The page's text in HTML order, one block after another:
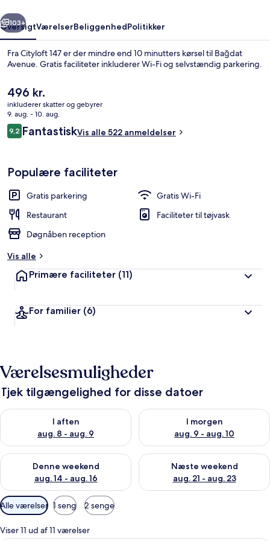
Næste
103+
OversigtVærelserBeliggenhedPolitikker
Fra Cityloft 147 er der mindre end 10 minutters kørsel til Bağdat
Avenue. Gratis faciliteter inkluderer Wi-Fi og selvstændig parkering.
Den
nuværende
pris
er
496 kr.
496 kr.
inkluderer skatter og gebyrer
9. aug. - 10. aug.
Anmeldelser
9,29,2 ud af 10.
FantastiskVis alle 522 anmeldelser
Populære faciliteter
Gratis parkering
Gratis Wi-Fi
Restaurant
Faciliteter til tøjvask
Døgnåben reception
Vis alle
Primære faciliteter (11)
For familier (6)
Værelsesmuligheder
Tjek tilgængelighed for disse datoer
I aften
aug. 8 - aug. 9
Tjek tilgængelighed for i aften aug. 8 - aug. 9
I morgen
aug. 9 - aug. 10
Tjek tilgængelighed for i
Denne weekend
aug. 14 - aug. 16
Tjek tilgængelighed for denne weekend aug. 14 - aug. 16
Næste weekend
aug. 21 - aug. 23
Tjek tilgængelighed for næste
Tilgængelige
filtre
for
Alle værelser 1 seng 2 senge
Viser 11 ud af 11 værelser